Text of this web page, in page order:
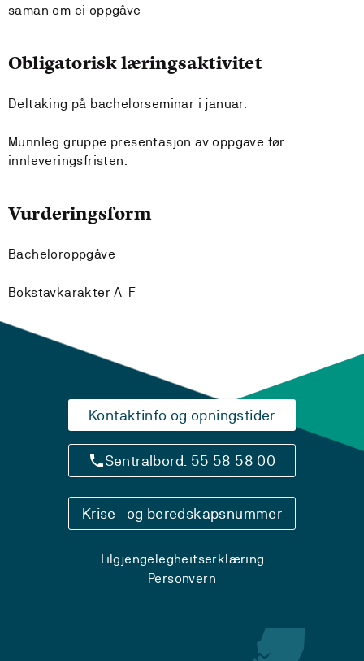
saman om ei oppgåve
Obligatorisk læringsaktivitet
Deltaking på bachelorseminar i januar.
Munnleg gruppe presentasjon av oppgave før
innleveringsfristen.
Vurderingsform
Bacheloroppgåve
Bokstavkarakter A-F
Kontaktinfo og opningstider
Sentralbord: 55 58 58 00
Krise- og beredskapsnummer
Tilgjengelegheitserklæring
Personvern